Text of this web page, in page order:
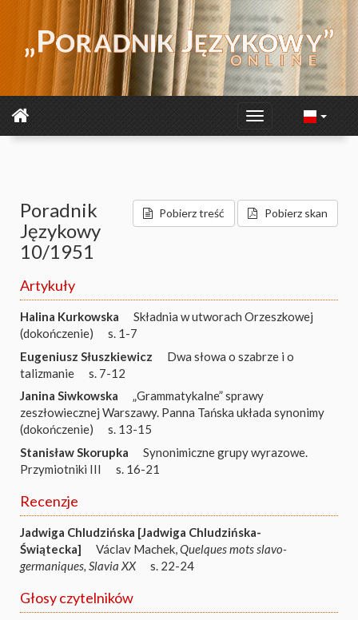
Pobierz treść Pobierz skan
Poradnik
Językowy
10/1951
Artykuły
Halina Kurkowska
Składnia w utworach Orzeszkowej
(dokończenie)
s. 1-7
Eugeniusz Słuszkiewicz
Dwa słowa o szabrze i o
talizmanie
s. 7-12
Janina Siwkowska
„Grammatykalne” sprawy
zeszłowiecznej Warszawy. Panna Tańska układa synonimy
(dokończenie)
s. 13-15
Stanisław Skorupka
Synonimiczne grupy wyrazowe.
Przymiotniki III
s. 16-21
Recenzje
Jadwiga Chludzińska [Jadwiga Chludzińska-
Świątecka]
Václav Machek, Quelques mots slavo-
germaniques, Slavia XX
s. 22-24
Głosy czytelników